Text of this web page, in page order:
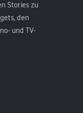
Stories zu
den
und TV-